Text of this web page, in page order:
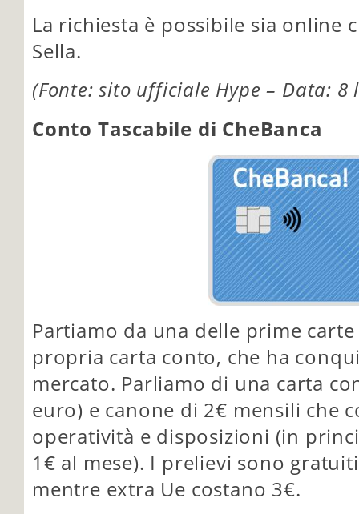
La richiesta è possibile sia online
Sella.
(Fonte: sito ufficiale Hype – Data: 8
Conto Tascabile di CheBanca
Partiamo da una delle prime
propria carta conto, che ha
mercato. Parliamo di una carta
euro) e canone di 2€ mensili che
operatività e disposizioni (in
1€ al mese). I prelievi sono
mentre extra Ue costano 3€.